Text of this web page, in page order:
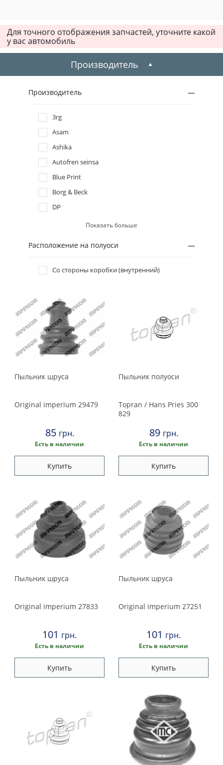
Ford
Hummer
Hyundai
Infiniti
Isuzu
Iveco
Jeep
Land Rover
Lexus
Mini
Mitsubishi
Opel
Peugeot
Saab
Subaru
Для точного отображения запчастей, уточните какой
у вас автомобиль
Производитель
Производитель
3rg
Asam
Ashika
Autofren seinsa
Blue Print
Borg & Beck
DP
Febi bilstein
GSP
JP group
Kamoka
Kavo parts
Lobro
Metelli
Meyle
Nipparts
Original imperium
Profit
Protechnic
QH
Renault
Sasic
SNR (NTN)
Swag
Topran / Hans Pries
Triscan
Показать больше
Расположение на полуоси
Со стороны коробки (внутренний)
Пыльник шруса
Original imperium 29479
85 грн.
Есть в наличии
Купить
Пыльник полуоси
Topran / Hans Pries 300
829
89 грн.
Есть в наличии
Купить
Пыльник шруса
Original imperium 27833
101 грн.
Есть в наличии
Купить
Пыльник шруса
Original imperium 27251
101 грн.
Есть в наличии
Купить